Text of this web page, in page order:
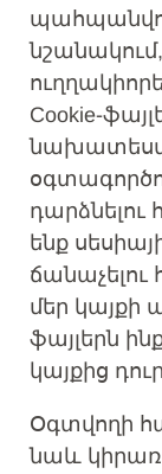
Cookie-
ենք
ճանաչելու
մեր կայքի
ֆայլերն
կայքից
Օգտվողի
նաև